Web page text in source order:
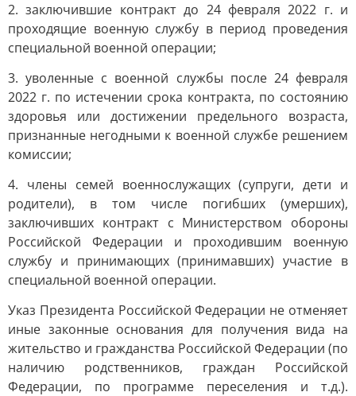
2. заключившие контракт до 24 февраля 2022 г. и
проходящие военную службу в период проведения
специальной военной операции;
3. уволенные с военной службы после 24 февраля
2022 г. по истечении срока контракта, по состоянию
здоровья или достижении предельного возраста,
признанные негодными к военной службе решением
комиссии;
4. члены семей военнослужащих (супруги, дети и
родители), в том числе погибших (умерших),
заключивших контракт с Министерством обороны
Российской Федерации и проходившим военную
службу и принимающих (принимавших) участие в
специальной военной операции.
Указ Президента Российской Федерации не отменяет
иные законные основания для получения вида на
жительство и гражданства Российской Федерации (по
наличию родственников, граждан Российской
Федерации, по программе переселения и т.д.).